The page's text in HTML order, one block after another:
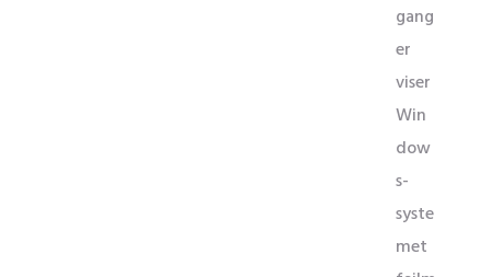
gang
er
viser
Win
dow
s-
syste
met